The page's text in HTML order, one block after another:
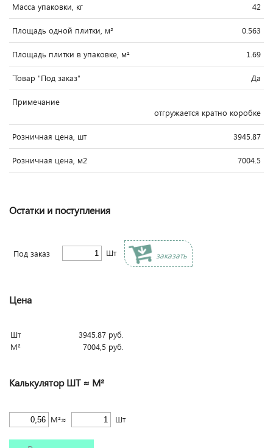
Масса упаковки, кг 42
Площадь одной плитки, м² 0.563
Площадь плитки в упаковке, м² 1.69
`Товар "Под заказ" Да
Примечание
отгружается кратно коробке
Розничная цена, шт 3945.87
Розничная цена, м2 7004.5
Остатки и поступления
Под заказ Шт заказать
Цена
Шт 3945.87 руб.
М²
7004,5 руб.
Калькулятор ШТ ≈ М²
М²≈ Шт